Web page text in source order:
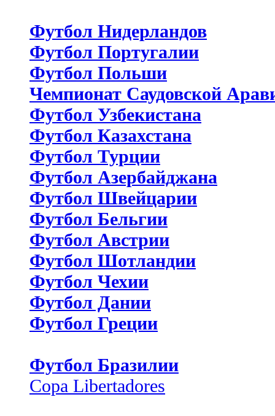
Футбол Нидерландов
Футбол Португалии
Футбол Польши
Чемпионат Саудовской
Футбол Узбекистана
Футбол Казахстана
Футбол Турции
Футбол Азербайджана
Футбол Швейцарии
Футбол Бельгии
Футбол Австрии
Футбол Шотландии
Футбол Чехии
Футбол Дании
Футбол Греции
Футбол Бразилии
Copa Libertadores